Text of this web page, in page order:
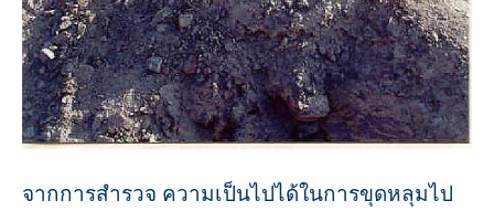
จากการสำรวจ ความเป็นไปได้ในการขุดหลุมไป